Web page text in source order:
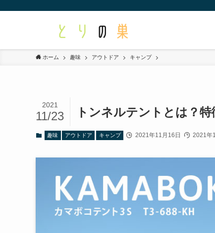
ホーム 趣味 アウトドア キャンプ
トンネルテントとは？
2021
11/23
趣味 アウトドア キャンプ 2021年11月16日 2021年